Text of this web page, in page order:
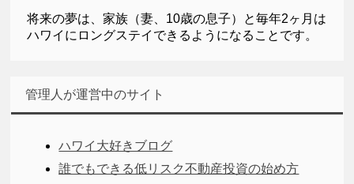
将来の夢は、家族（妻、10歳の息子）と毎年2ヶ月は
ハワイにロングステイできるようになることです。
管理人が運営中のサイト
ハワイ大好きブログ
誰でもできる低リスク不動産投資の始め方